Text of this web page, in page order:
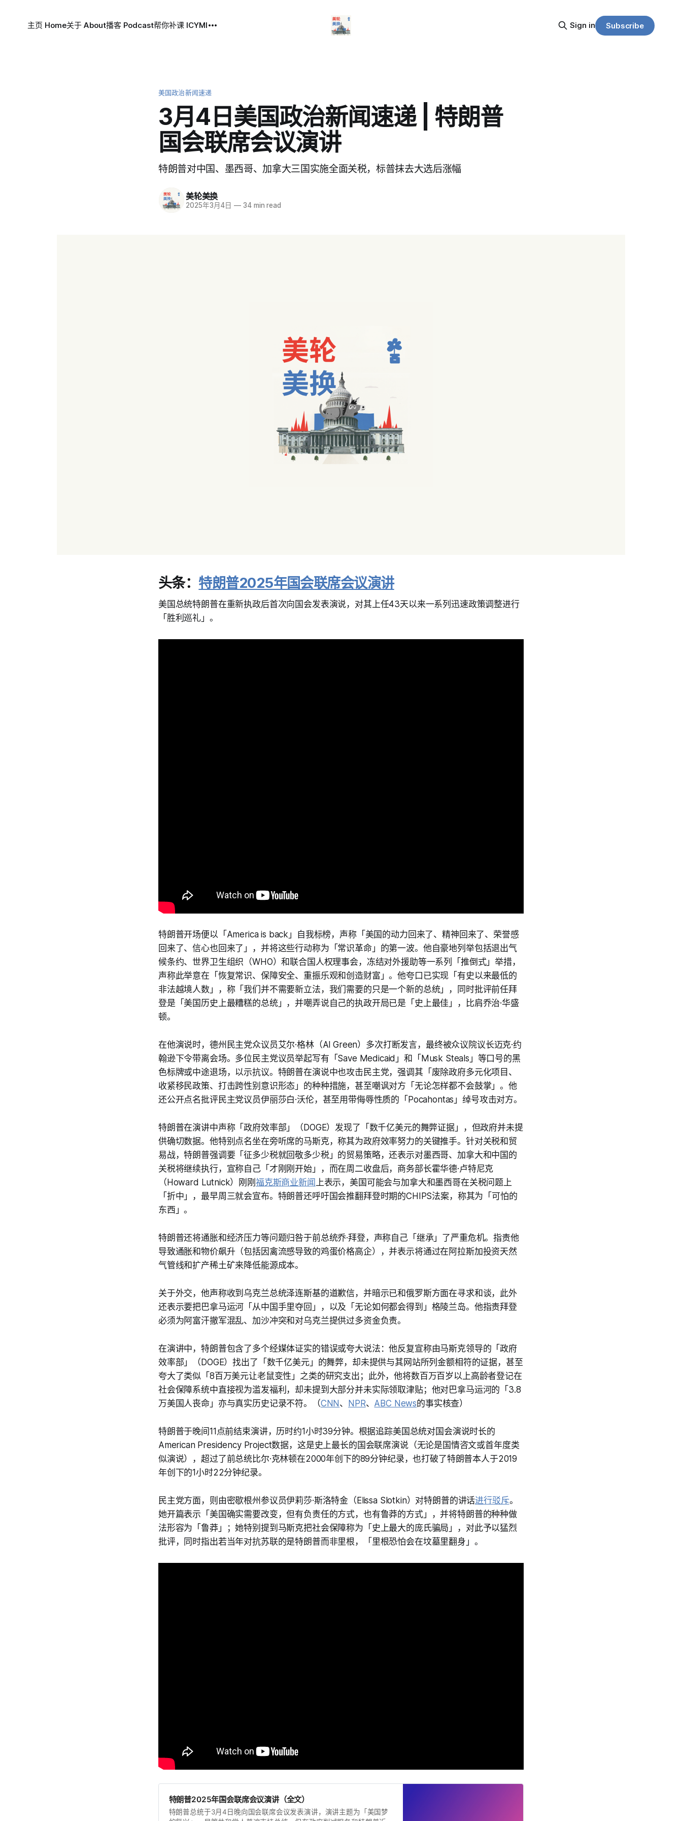
主页 Home关于 About播客 Podcast帮你补课 ICYMI Sign in Subscribe
美国政治新闻速递
3月4日美国政治新闻速递 | 特朗普
国会联席会议演讲
特朗普对中国、墨西哥、加拿大三国实施全面关税，标普抹去大选后涨幅
美轮美换
2025年3月4日 — 34 min read
头条： 特朗普2025年国会联席会议演讲
美国总统特朗普在重新执政后首次向国会发表演说，对其上任43天以来一系列迅速政策调整进行
「胜利巡礼」。
特朗普开场便以「America is back」自我标榜，声称「美国的动力回来了、精神回来了、荣誉感
回来了、信心也回来了」，并将这些行动称为「常识革命」的第一波。他自豪地列举包括退出气
候条约、世界卫生组织（WHO）和联合国人权理事会，冻结对外援助等一系列「推倒式」举措，
声称此举意在「恢复常识、保障安全、重振乐观和创造财富」。他夸口已实现「有史以来最低的
非法越境人数」，称「我们并不需要新立法，我们需要的只是一个新的总统」，同时批评前任拜
登是「美国历史上最糟糕的总统」，并嘲弄说自己的执政开局已是「史上最佳」，比肩乔治·华盛
顿。
在他演说时，德州民主党众议员艾尔·格林（Al Green）多次打断发言，最终被众议院议长迈克·约
翰逊下令带离会场。多位民主党议员举起写有「Save Medicaid」和「Musk Steals」等口号的黑
色标牌或中途退场，以示抗议。特朗普在演说中也攻击民主党，强调其「废除政府多元化项目、
收紧移民政策、打击跨性别意识形态」的种种措施，甚至嘲讽对方「无论怎样都不会鼓掌」。他
还公开点名批评民主党议员伊丽莎白·沃伦，甚至用带侮辱性质的「Pocahontas」绰号攻击对方。
特朗普在演讲中声称「政府效率部」（DOGE）发现了「数千亿美元的舞弊证据」，但政府并未提
供确切数据。他特别点名坐在旁听席的马斯克，称其为政府效率努力的关键推手。针对关税和贸
易战，特朗普强调要「征多少税就回敬多少税」的贸易策略，还表示对墨西哥、加拿大和中国的
关税将继续执行，宣称自己「才刚刚开始」，而在周二收盘后，商务部长霍华德·卢特尼克
（Howard Lutnick）刚刚 福克斯商业新闻 上表示，美国可能会与加拿大和墨西哥在关税问题上
「折中」，最早周三就会宣布。特朗普还呼吁国会推翻拜登时期的CHIPS法案，称其为「可怕的
东西」。
特朗普还将通胀和经济压力等问题归咎于前总统乔·拜登，声称自己「继承」了严重危机。指责他
导致通胀和物价飙升（包括因禽流感导致的鸡蛋价格高企），并表示将通过在阿拉斯加投资天然
气管线和扩产稀土矿来降低能源成本。
关于外交，他声称收到乌克兰总统泽连斯基的道歉信，并暗示已和俄罗斯方面在寻求和谈，此外
还表示要把巴拿马运河「从中国手里夺回」，以及「无论如何都会得到」格陵兰岛。他指责拜登
必须为阿富汗撤军混乱、加沙冲突和对乌克兰提供过多资金负责。
在演讲中，特朗普包含了多个经媒体证实的错误或夸大说法：他反复宣称由马斯克领导的「政府
效率部」（DOGE）找出了「数千亿美元」的舞弊，却未提供与其网站所列金额相符的证据，甚至
夸大了类似「8百万美元让老鼠变性」之类的研究支出；此外，他将数百万百岁以上高龄者登记在
社会保障系统中直接视为滥发福利，却未提到大部分并未实际领取津贴；他对巴拿马运河的「3.8
万美国人丧命」亦与真实历史记录不符。（CNN、 NPR、 ABC News的事实核查）
特朗普于晚间11点前结束演讲，历时约1小时39分钟。根据追踪美国总统对国会演说时长的
American Presidency Project数据，这是史上最长的国会联席演说（无论是国情咨文或首年度类
似演说），超过了前总统比尔·克林顿在2000年创下的89分钟纪录，也打破了特朗普本人于2019
年创下的1小时22分钟纪录。
民主党方面，则由密歇根州参议员伊莉莎·斯洛特金（Elissa Slotkin）对特朗普的讲话进行驳斥。
她开篇表示「美国确实需要改变，但有负责任的方式，也有鲁莽的方式」，并将特朗普的种种做
法形容为「鲁莽」；她特别提到马斯克把社会保障称为「史上最大的庞氏骗局」，对此予以猛烈
批评，同时指出若当年对抗苏联的是特朗普而非里根，「里根恐怕会在坟墓里翻身」。
特朗普2025年国会联席会议演讲（全文）
特朗普总统于3月4日晚向国会联席会议发表演讲，演讲主题为「美国梦